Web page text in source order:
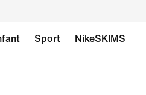
Sport NikeSKIMS